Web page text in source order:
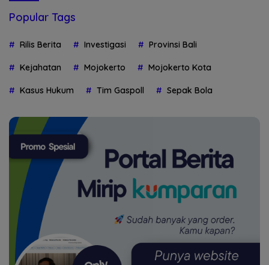
Popular Tags
Rilis Berita Investigasi Provinsi Bali
Kejahatan Mojokerto Mojokerto Kota
Kasus Hukum Tim Gaspoll Sepak Bola